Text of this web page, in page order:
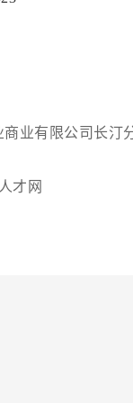
商业有限公司长汀
才网